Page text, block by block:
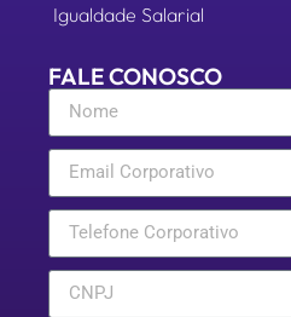
Igualdade Salarial
FALE CONOSCO